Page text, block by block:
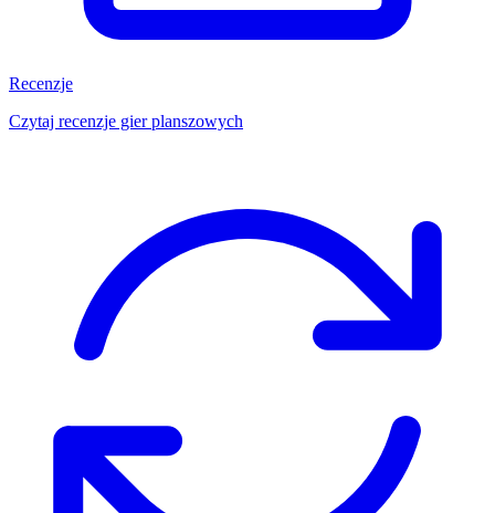
Recenzje
Czytaj recenzje gier planszowych